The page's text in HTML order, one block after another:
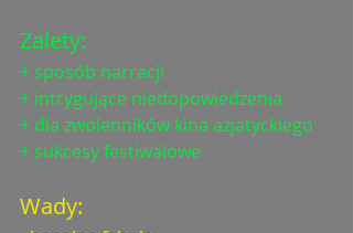
Zalety:
+ sposób narracji
+ intrygujące niedopowiedzenia
+ dla zwolenników kina azjatyckiego
+ sukcesy festiwalowe
Wady: